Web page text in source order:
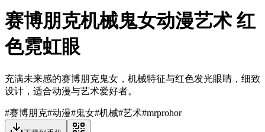
赛博朋克机械鬼女动漫艺术 红
色霓虹眼
充满未来感的赛博朋克鬼女，机械特征与红色发光眼睛，细致
设计，适合动漫与艺术爱好者。
#赛博朋克#动漫#鬼女#机械#艺术#mrprohor